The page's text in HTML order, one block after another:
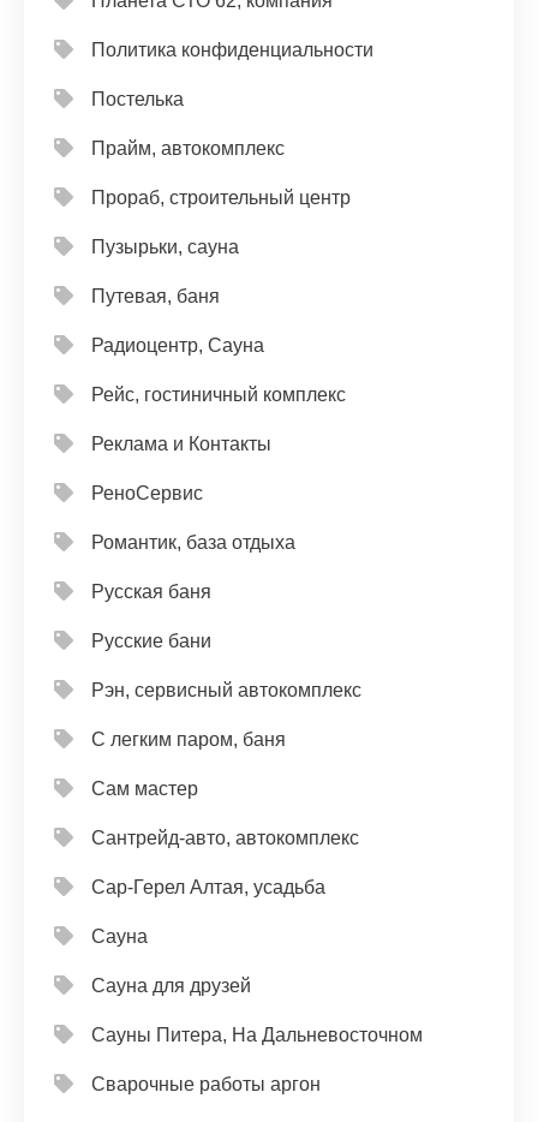
Политика конфиденциальности
Постелька
Прайм, автокомплекс
Прораб, строительный центр
Пузырьки, сауна
Путевая, баня
Радиоцентр, Сауна
Рейс, гостиничный комплекс
Реклама и Контакты
РеноСервис
Романтик, база отдыха
Русская баня
Русские бани
Рэн, сервисный автокомплекс
С легким паром, баня
Сам мастер
Сантрейд-авто, автокомплекс
Сар-Герел Алтая, усадьба
Сауна
Сауна для друзей
Сауны Питера, На Дальневосточном
Сварочные работы аргон